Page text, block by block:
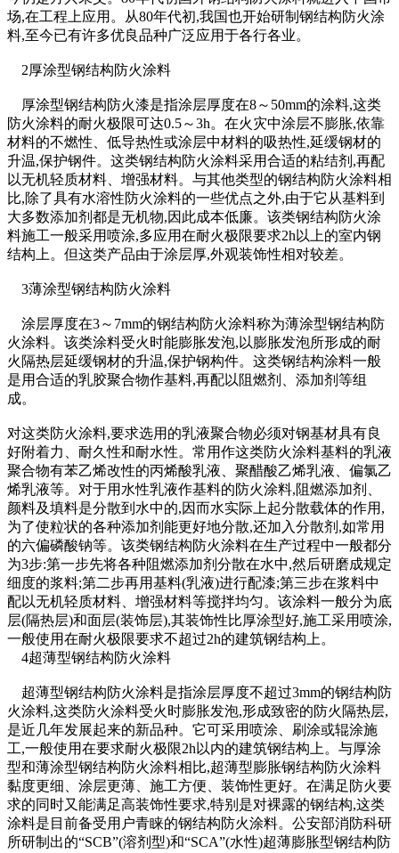
场,在工程上应用。从80年代初,我国也开始研制钢结构防火涂
料,至今已有许多优良品种广泛应用于各行各业。
2厚涂型钢结构防火涂料
厚涂型钢结构防火漆是指涂层厚度在8～50mm的涂料,这类
防火涂料的耐火极限可达0.5～3h。在火灾中涂层不膨胀,依靠
材料的不燃性、低导热性或涂层中材料的吸热性,延缓钢材的
升温,保护钢件。这类钢结构防火涂料采用合适的粘结剂,再配
以无机轻质材料、增强材料。与其他类型的钢结构防火涂料相
比,除了具有水溶性防火涂料的一些优点之外,由于它从基料到
大多数添加剂都是无机物,因此成本低廉。该类钢结构防火涂
料施工一般采用喷涂,多应用在耐火极限要求2h以上的室内钢
结构上。但这类产品由于涂层厚,外观装饰性相对较差。
3薄涂型钢结构防火涂料
涂层厚度在3～7mm的钢结构防火涂料称为薄涂型钢结构防
火涂料。该类涂料受火时能膨胀发泡,以膨胀发泡所形成的耐
火隔热层延缓钢材的升温,保护钢构件。这类钢结构涂料一般
是用合适的乳胶聚合物作基料,再配以阻燃剂、添加剂等组
成。
对这类防火涂料,要求选用的乳液聚合物必须对钢基材具有良
好附着力、耐久性和耐水性。常用作这类防火涂料基料的乳液
聚合物有苯乙烯改性的丙烯酸乳液、聚醋酸乙烯乳液、偏氯乙
烯乳液等。对于用水性乳液作基料的防火涂料,阻燃添加剂、
颜料及填料是分散到水中的,因而水实际上起分散载体的作用,
为了使粒状的各种添加剂能更好地分散,还加入分散剂,如常用
的六偏磷酸钠等。该类钢结构防火涂料在生产过程中一般都分
为3步:第一步先将各种阻燃添加剂分散在水中,然后研磨成规定
细度的浆料;第二步再用基料(乳液)进行配漆;第三步在浆料中
配以无机轻质材料、增强材料等搅拌均匀。该涂料一般分为底
层(隔热层)和面层(装饰层),其装饰性比厚涂型好,施工采用喷涂,
一般使用在耐火极限要求不超过2h的建筑钢结构上。
4超薄型钢结构防火涂料
超薄型钢结构防火涂料是指涂层厚度不超过3mm的钢结构防
火涂料,这类防火涂料受火时膨胀发泡,形成致密的防火隔热层,
是近几年发展起来的新品种。它可采用喷涂、刷涂或辊涂施
工,一般使用在要求耐火极限2h以内的建筑钢结构上。与厚涂
型和薄涂型钢结构防火涂料相比,超薄型膨胀钢结构防火涂料
黏度更细、涂层更薄、施工方便、装饰性更好。在满足防火要
求的同时又能满足高装饰性要求,特别是对裸露的钢结构,这类
涂料是目前备受用户青睐的钢结构防火涂料。公安部消防科研
所研制出的“SCB”(溶剂型)和“SCA”(水性)超薄膨胀型钢结构防